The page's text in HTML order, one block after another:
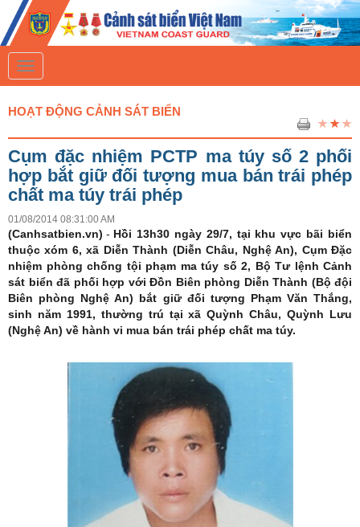
T
o
g
l
a
v
i
g
t
i
o
n
HOẠT ĐỘNG CẢNH SÁT BIỂN
Cụm đặc nhiệm PCTP ma túy số 2 phối
hợp bắt giữ đối tượng mua bán trái phép
chất ma túy trái phép
01/08/2014 08:31:00 AM
(Canhsatbien.vn) - Hồi 13h30 ngày 29/7, tại khu vực bãi biển
thuộc xóm 6, xã Diễn Thành (Diễn Châu, Nghệ An), Cụm Đặc
nhiệm phòng chống tội phạm ma túy số 2, Bộ Tư lệnh Cảnh
sát biển đã phối hợp với Đồn Biên phòng Diễn Thành (Bộ đội
Biên phòng Nghệ An) bắt giữ đối tượng Phạm Văn Thắng,
sinh năm 1991, thường trú tại xã Quỳnh Châu, Quỳnh Lưu
(Nghệ An) về hành vi mua bán trái phép chất ma túy.